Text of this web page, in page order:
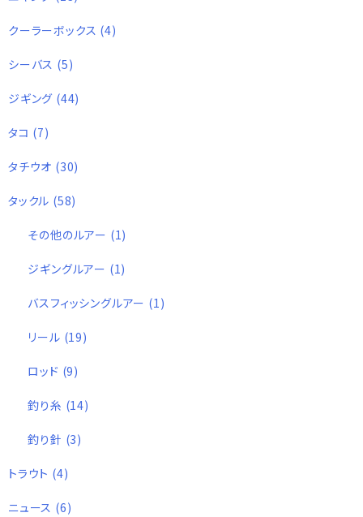
クーラーボックス (4)
シーバス (5)
ジギング (44)
タコ (7)
タチウオ (30)
タックル (58)
その他のルアー (1)
ジギングルアー (1)
バスフィッシングルアー (1)
リール (19)
ロッド (9)
釣り糸 (14)
釣り針 (3)
トラウト (4)
ニュース (6)